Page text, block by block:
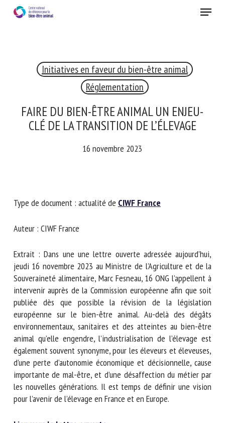
Menu
Initiatives en faveur du bien-être animal
Réglementation
FAIRE DU BIEN-ÊTRE ANIMAL UN ENJEU-
CLÉ DE LA TRANSITION DE L’ÉLEVAGE
16 novembre 2023
Type de document : actualité de CIWF France
Auteur : CIWF France
Extrait : Dans une une lettre ouverte adressée aujourd’hui,
jeudi 16 novembre 2023 au Ministre de l’Agriculture et de la
Souveraineté alimentaire, Marc Fesneau, 16 ONG l’appellent
à intervenir auprès de la Commission européenne afin que
soit publiée dès que possible la révision de la législation
européenne sur le bien-être animal. Au-delà des dégâts
environnementaux, sanitaires et des atteintes au bien-être
animal qu’elle engendre, l’industrialisation de l’élevage est
également souvent synonyme, pour les éleveurs et
éleveuses, d’une perte d’autonomie économique et
décisionnelle, cause importante de mal-être, et d’une
désaffection du métier par les nouvelles générations. Il est
temps de définir une vision pour l’avenir de l’élevage en
RECEVEZ CHAQUE MOIS GRATUITEMENT
LES DERNIÈRES ACTUALITÉS SUR LE BIEN-ÊTRE
ANIMAL
notre newsletter :
Nom *
Prénom *
Organisme *
E-mail *
En soumettant ce formulaire, j'accepte que les
informations saisies soient utilisées dans le cadre de la
relation avec le CNR BEA. *